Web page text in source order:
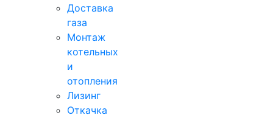
Доставка
газа
Монтаж
котельных
и
отопления
Лизинг
Откачка